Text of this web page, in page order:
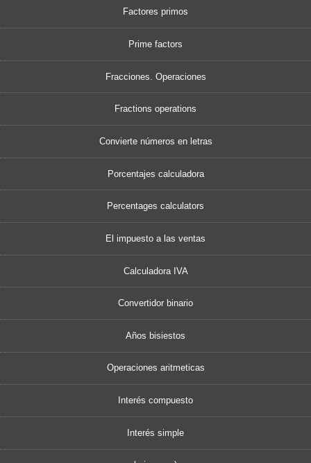
Factores primos
Prime factors
Fracciones. Operaciones
Fractions operations
Convierte números en letras
Porcentajes calculadora
Percentages calculators
El impuesto a las ventas
Calculadora IVA
Convertidor binario
Años bisiestos
Operaciones aritmeticas
Interés compuesto
Interés simple